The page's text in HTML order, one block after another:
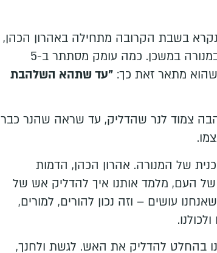
בשבת הקרובה מתחילה באהרון הכהן,
שמדליק את האש במנורה במשכן. כמה עומק מסתתר ב-5
מתאר זאת כך: "עד שתהא השלהבת
צמוד לנר שהדליק, עד שראה שהנר כבר
של המנורה. אהרון הכהן, הדמות
של העם, מלמד אותנו איך להדליק אש של
עושים – וזה נכון להורים, למורים,
בהחלט להדליק את האש. לגשת ולחנך,